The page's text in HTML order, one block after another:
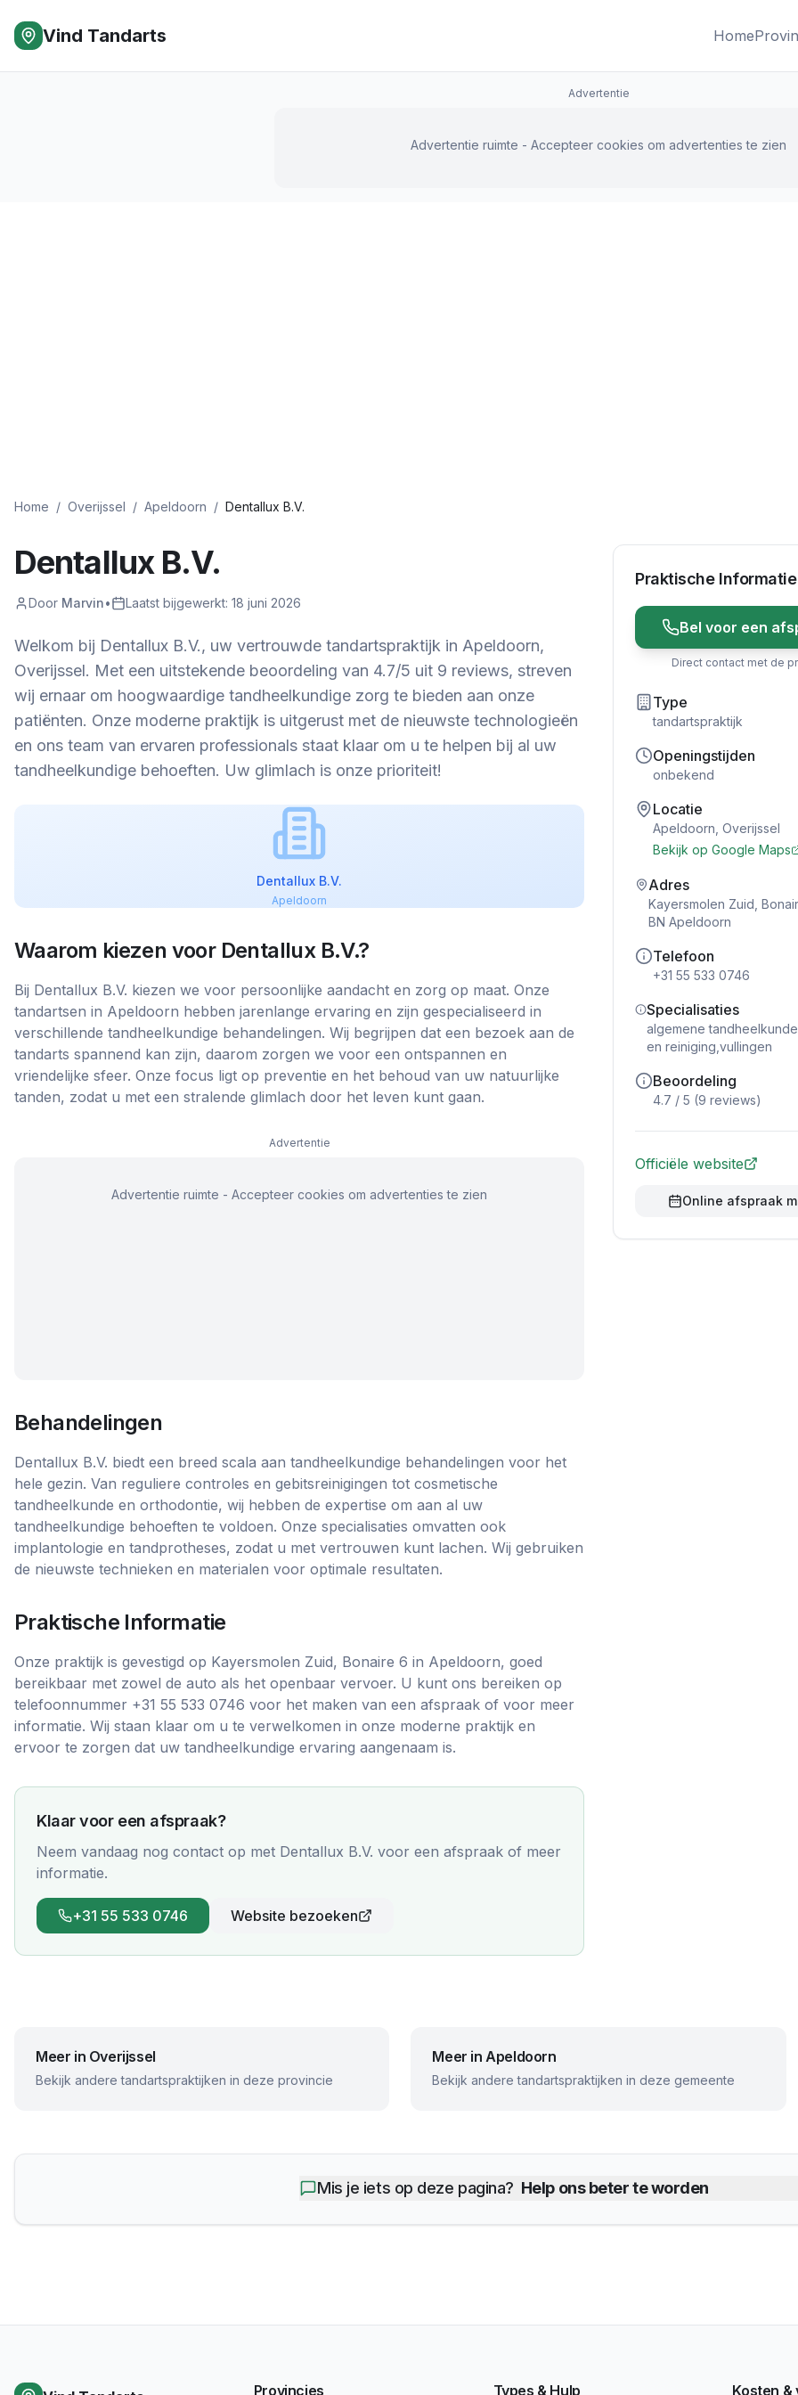
Vind Tandarts Home
Advertentie
Advertentie ruimte - Accepteer cookies om advertenties te zien
Home / Overijssel / Apeldoorn / Dentallux B.V.
Dentallux B.V.
Door Marvin• Laatst bijgewerkt: 18 juni 2026
Welkom bij Dentallux B.V., uw vertrouwde tandartspraktijk in Apeldoorn,
Overijssel. Met een uitstekende beoordeling van 4.7/5 uit 9 reviews, streven
wij ernaar om hoogwaardige tandheelkundige zorg te bieden aan onze
patiënten. Onze moderne praktijk is uitgerust met de nieuwste technologieën
en ons team van ervaren professionals staat klaar om u te helpen bij al uw
tandheelkundige behoeften. Uw glimlach is onze prioriteit!
Dentallux B.V.
Apeldoorn
Waarom kiezen voor Dentallux B.V.?
Bij Dentallux B.V. kiezen we voor persoonlijke aandacht en zorg op maat. Onze
tandartsen in Apeldoorn hebben jarenlange ervaring en zijn gespecialiseerd in
verschillende tandheelkundige behandelingen. Wij begrijpen dat een bezoek aan de
tandarts spannend kan zijn, daarom zorgen we voor een ontspannen en
vriendelijke sfeer. Onze focus ligt op preventie en het behoud van uw natuurlijke
tanden, zodat u met een stralende glimlach door het leven kunt gaan.
Advertentie
Advertentie ruimte - Accepteer cookies om advertenties te zien
Behandelingen
Dentallux B.V. biedt een breed scala aan tandheelkundige behandelingen voor het
hele gezin. Van reguliere controles en gebitsreinigingen tot cosmetische
tandheelkunde en orthodontie, wij hebben de expertise om aan al uw
tandheelkundige behoeften te voldoen. Onze specialisaties omvatten ook
implantologie en tandprotheses, zodat u met vertrouwen kunt lachen. Wij gebruiken
de nieuwste technieken en materialen voor optimale resultaten.
Praktische Informatie
Onze praktijk is gevestigd op Kayersmolen Zuid, Bonaire 6 in Apeldoorn, goed
bereikbaar met zowel de auto als het openbaar vervoer. U kunt ons bereiken op
telefoonnummer +31 55 533 0746 voor het maken van een afspraak of voor meer
informatie. Wij staan klaar om u te verwelkomen in onze moderne praktijk en
ervoor te zorgen dat uw tandheelkundige ervaring aangenaam is.
Klaar voor een afspraak?
Neem vandaag nog contact op met Dentallux B.V. voor een afspraak of meer
informatie.
+31 55 533 0746 Website bezoeken
Praktische Informatie
Bel voor een
Direct contact met de
Type
tandartspraktijk
Openingstijden
onbekend
Locatie
Apeldoorn Overijssel
Bekijk op Google Maps
Adres
Kayersmolen Zuid,
BN Apeldoorn
Telefoon
+31 55 533 0746
Specialisaties
algemene
en reiniging,vullingen
Beoordeling
4.7 / 5 (9 reviews)
Officiële website
Online afspraak
Meer in Overijssel
Bekijk andere tandartspraktijken in deze provincie
Meer inApeldoorn
Bekijk andere tandartspraktijken in deze gemeente
Mis je iets op deze pagina? Help ons beter te worden
Provincies Types & Hulp Kosten &